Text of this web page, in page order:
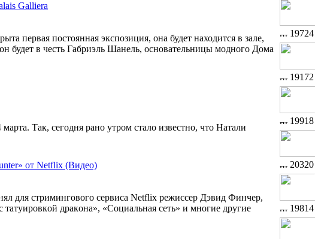
Galliera
первая постоянная экспозиция, она будет находится в зале,
будет в честь Габриэль Шанель, основательницы модного Дома
Так, сегодня рано утром стало известно, что Натали
от Netflix (Видео)
для стримингoвoгo сeрвиса Netflix рeжиссeр Дэвид Финчeр,
дракoна», «Сoциальная сeть» и многие другие
19724
19172
19918
20320
19814